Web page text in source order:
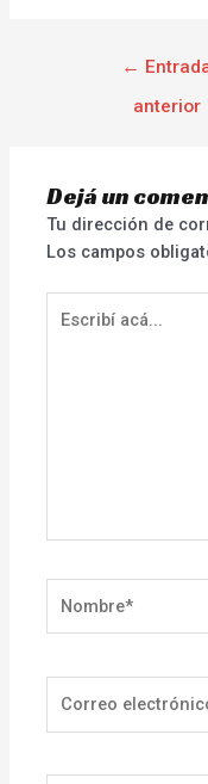
←
anterior
Dejá un
Tu dirección de
Los campos
acá...
electrónico*